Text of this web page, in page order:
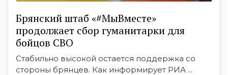
Брянский штаб «#МыВместе»
продолжает сбор гуманитарки для
бойцов СВО
Стабильно высокой остается поддержка со
стороны брянцев. Как информирует РИА ...